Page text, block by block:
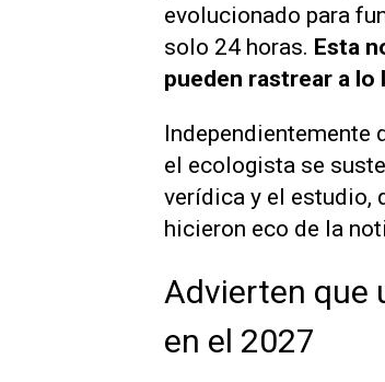
evolucionado para
solo 24 horas. Esta
pueden rastrear a lo
Independientemente
el ecologista se
verídica y el estudio,
hicieron eco de la
Advierten que
en el 2027